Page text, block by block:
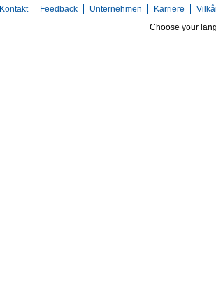
Kontakt Feedback Unternehmen Karriere
Choose your